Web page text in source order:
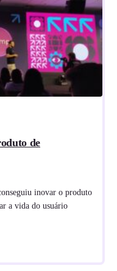
de
inovar o produto
a vida do usuário